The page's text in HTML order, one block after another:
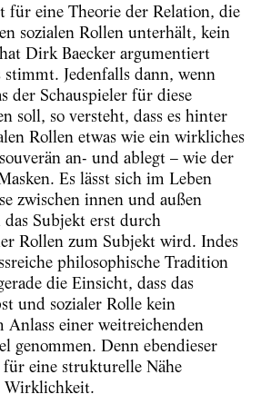
für eine Theorie der Relation, die
sozialen Rollen unterhält, kein
Dirk Baecker argumentiert
Jedenfalls dann, wenn
der Schauspieler für diese
soll, so versteht, dass es hinter
Rollen etwas wie ein wirkliches
an- und ablegt – wie der
Es lässt sich im Leben
zwischen innen und außen
Subjekt erst durch
Rollen zum Subjekt wird. Indes
philosophische Tradition
die Einsicht, dass das
und sozialer Rolle kein
Anlass einer weitreichenden
genommen. Denn ebendieser
eine strukturelle Nähe
Wirklichkeit.